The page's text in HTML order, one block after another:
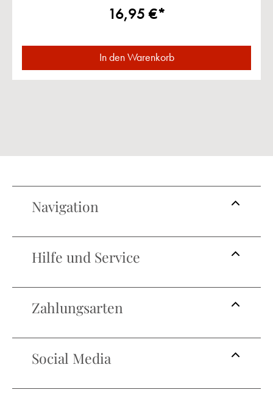
16,95 €*
In den Warenkorb
Navigation
Hilfe und Service
Zahlungsarten
Social Media